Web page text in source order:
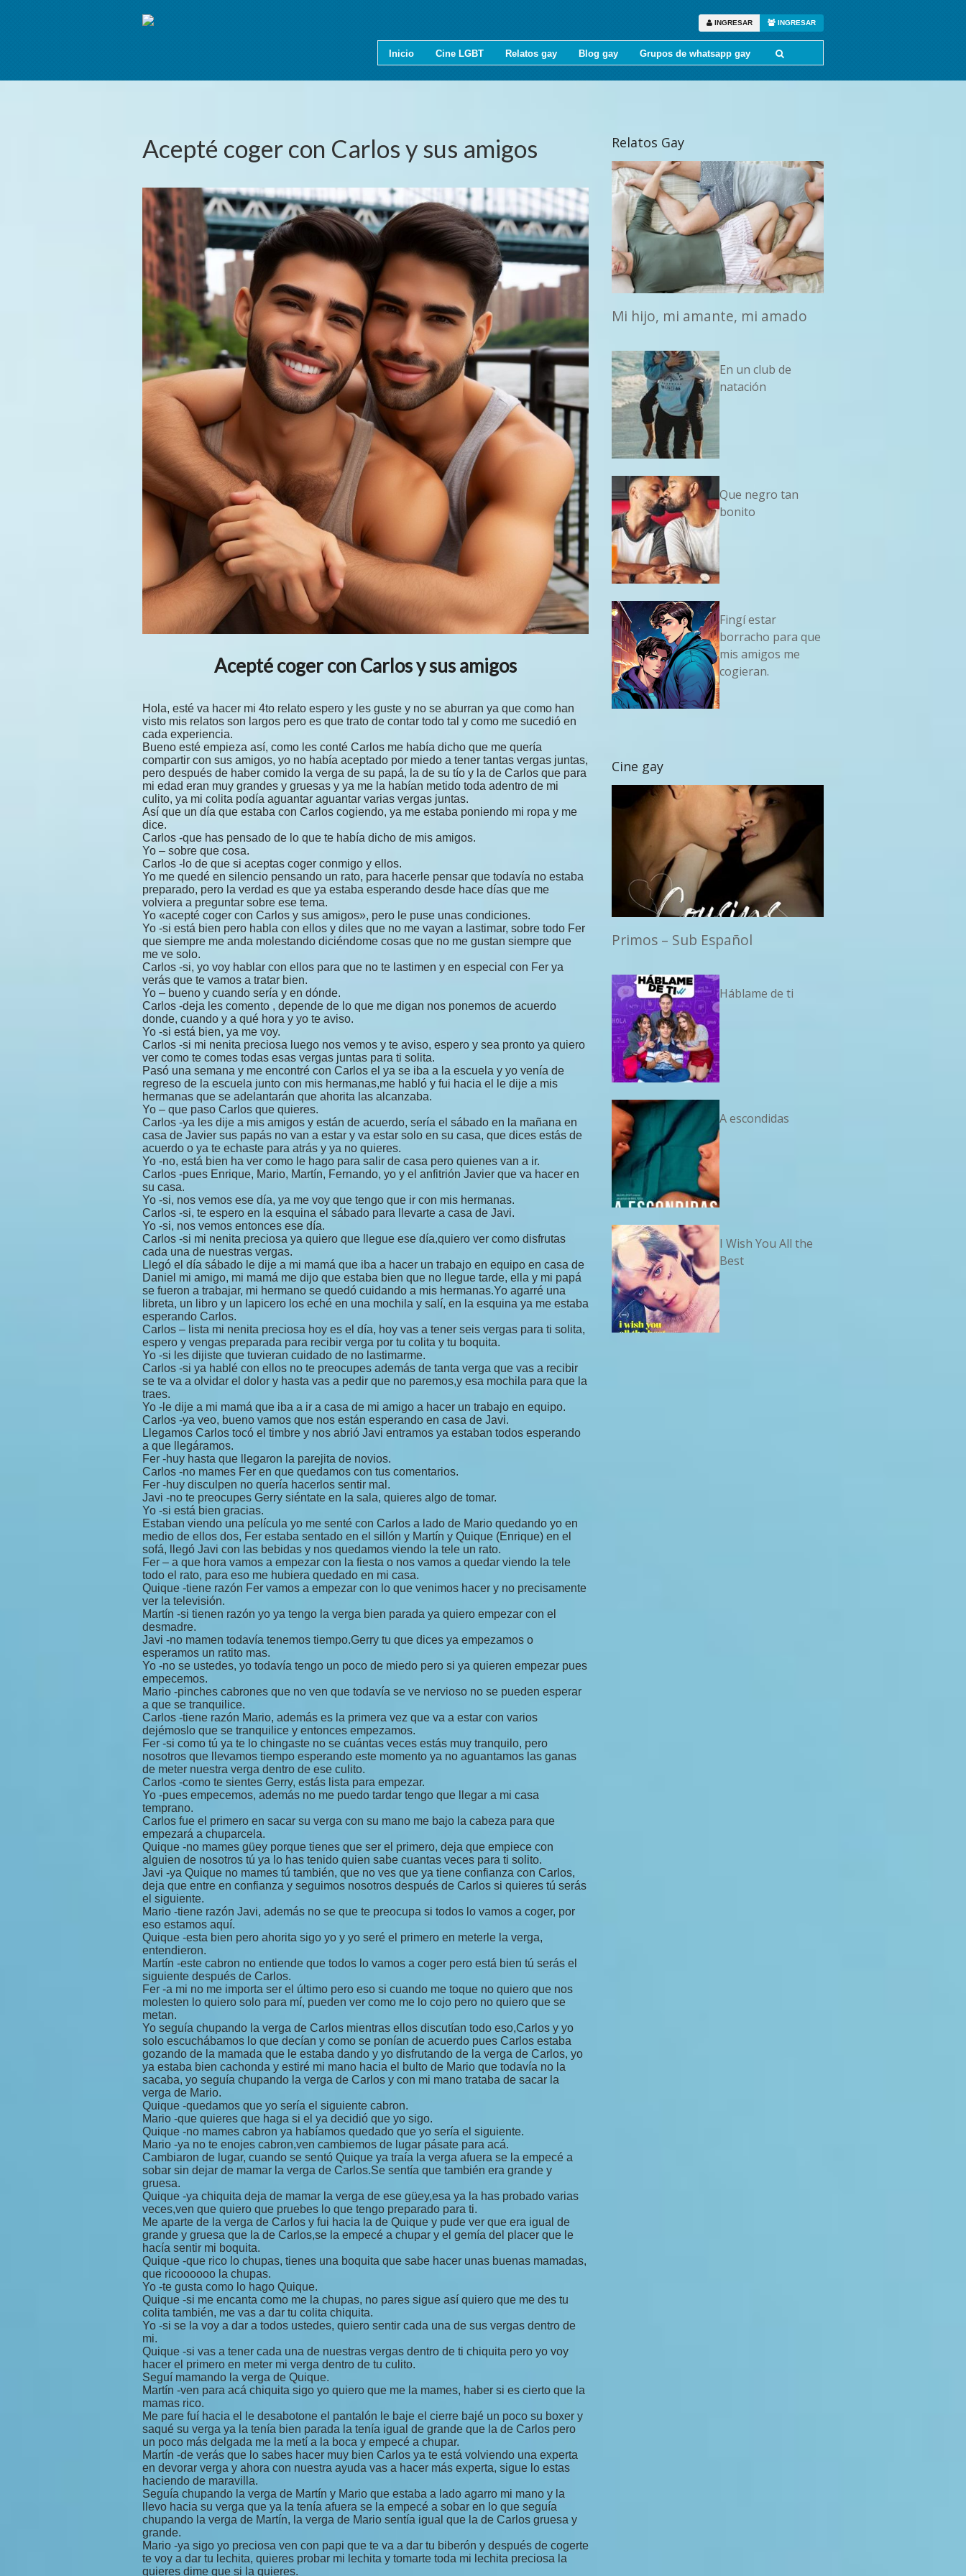
INGRESAR INGRESAR
Inicio Cine LGBT Relatos gay Blog gay Grupos de whatsapp gay
Acepté coger con Carlos y sus amigos
Acepté coger con Carlos y sus amigos
Hola, esté va hacer mi 4to relato espero y les guste y no se aburran ya que como han
visto mis relatos son largos pero es que trato de contar todo tal y como me sucedió en
cada experiencia.
Bueno esté empieza así, como les conté Carlos me había dicho que me quería
compartir con sus amigos, yo no había aceptado por miedo a tener tantas vergas juntas,
pero después de haber comido la verga de su papá, la de su tío y la de Carlos que para
mi edad eran muy grandes y gruesas y ya me la habían metido toda adentro de mi
culito, ya mi colita podía aguantar aguantar varias vergas juntas.
Así que un día que estaba con Carlos cogiendo, ya me estaba poniendo mi ropa y me
dice.
Carlos -que has pensado de lo que te había dicho de mis amigos.
Yo – sobre que cosa.
Carlos -lo de que si aceptas coger conmigo y ellos.
Yo me quedé en silencio pensando un rato, para hacerle pensar que todavía no estaba
preparado, pero la verdad es que ya estaba esperando desde hace días que me
volviera a preguntar sobre ese tema.
Yo «acepté coger con Carlos y sus amigos», pero le puse unas condiciones.
Yo -si está bien pero habla con ellos y diles que no me vayan a lastimar, sobre todo Fer
que siempre me anda molestando diciéndome cosas que no me gustan siempre que
me ve solo.
Carlos -si, yo voy hablar con ellos para que no te lastimen y en especial con Fer ya
verás que te vamos a tratar bien.
Yo – bueno y cuando sería y en dónde.
Carlos -deja les comento , depende de lo que me digan nos ponemos de acuerdo
donde, cuando y a qué hora y yo te aviso.
Yo -si está bien, ya me voy.
Carlos -si mi nenita preciosa luego nos vemos y te aviso, espero y sea pronto ya quiero
ver como te comes todas esas vergas juntas para ti solita.
Pasó una semana y me encontré con Carlos el ya se iba a la escuela y yo venía de
regreso de la escuela junto con mis hermanas,me habló y fui hacia el le dije a mis
hermanas que se adelantarán que ahorita las alcanzaba.
Yo – que paso Carlos que quieres.
Carlos -ya les dije a mis amigos y están de acuerdo, sería el sábado en la mañana en
casa de Javier sus papás no van a estar y va estar solo en su casa, que dices estás de
acuerdo o ya te echaste para atrás y ya no quieres.
Yo -no, está bien ha ver como le hago para salir de casa pero quienes van a ir.
Carlos -pues Enrique, Mario, Martín, Fernando, yo y el anfitrión Javier que va hacer en
su casa.
Yo -si, nos vemos ese día, ya me voy que tengo que ir con mis hermanas.
Carlos -si, te espero en la esquina el sábado para llevarte a casa de Javi.
Yo -si, nos vemos entonces ese día.
Carlos -si mi nenita preciosa ya quiero que llegue ese día,quiero ver como disfrutas
cada una de nuestras vergas.
Llegó el día sábado le dije a mi mamá que iba a hacer un trabajo en equipo en casa de
Daniel mi amigo, mi mamá me dijo que estaba bien que no llegue tarde, ella y mi papá
se fueron a trabajar, mi hermano se quedó cuidando a mis hermanas.Yo agarré una
libreta, un libro y un lapicero los eché en una mochila y salí, en la esquina ya me estaba
esperando Carlos.
Carlos – lista mi nenita preciosa hoy es el día, hoy vas a tener seis vergas para ti solita,
espero y vengas preparada para recibir verga por tu colita y tu boquita.
Yo -si les dijiste que tuvieran cuidado de no lastimarme.
Carlos -si ya hablé con ellos no te preocupes además de tanta verga que vas a recibir
se te va a olvidar el dolor y hasta vas a pedir que no paremos,y esa mochila para que la
traes.
Yo -le dije a mi mamá que iba a ir a casa de mi amigo a hacer un trabajo en equipo.
Carlos -ya veo, bueno vamos que nos están esperando en casa de Javi.
Llegamos Carlos tocó el timbre y nos abrió Javi entramos ya estaban todos esperando
a que llegáramos.
Fer -huy hasta que llegaron la parejita de novios.
Carlos -no mames Fer en que quedamos con tus comentarios.
Fer -huy disculpen no quería hacerlos sentir mal.
Javi -no te preocupes Gerry siéntate en la sala, quieres algo de tomar.
Yo -si está bien gracias.
Estaban viendo una película yo me senté con Carlos a lado de Mario quedando yo en
medio de ellos dos, Fer estaba sentado en el sillón y Martín y Quique (Enrique) en el
sofá, llegó Javi con las bebidas y nos quedamos viendo la tele un rato.
Fer – a que hora vamos a empezar con la fiesta o nos vamos a quedar viendo la tele
todo el rato, para eso me hubiera quedado en mi casa.
Quique -tiene razón Fer vamos a empezar con lo que venimos hacer y no precisamente
ver la televisión.
Martín -si tienen razón yo ya tengo la verga bien parada ya quiero empezar con el
desmadre.
Javi -no mamen todavía tenemos tiempo.Gerry tu que dices ya empezamos o
esperamos un ratito mas.
Yo -no se ustedes, yo todavía tengo un poco de miedo pero si ya quieren empezar pues
empecemos.
Mario -pinches cabrones que no ven que todavía se ve nervioso no se pueden esperar
a que se tranquilice.
Carlos -tiene razón Mario, además es la primera vez que va a estar con varios
dejémoslo que se tranquilice y entonces empezamos.
Fer -si como tú ya te lo chingaste no se cuántas veces estás muy tranquilo, pero
nosotros que llevamos tiempo esperando este momento ya no aguantamos las ganas
de meter nuestra verga dentro de ese culito.
Carlos -como te sientes Gerry, estás lista para empezar.
Yo -pues empecemos, además no me puedo tardar tengo que llegar a mi casa
temprano.
Carlos fue el primero en sacar su verga con su mano me bajo la cabeza para que
empezará a chuparcela.
Quique -no mames güey porque tienes que ser el primero, deja que empiece con
alguien de nosotros tú ya lo has tenido quien sabe cuantas veces para ti solito.
Javi -ya Quique no mames tú también, que no ves que ya tiene confianza con Carlos,
deja que entre en confianza y seguimos nosotros después de Carlos si quieres tú serás
el siguiente.
Mario -tiene razón Javi, además no se que te preocupa si todos lo vamos a coger, por
eso estamos aquí.
Quique -esta bien pero ahorita sigo yo y yo seré el primero en meterle la verga,
entendieron.
Martín -este cabron no entiende que todos lo vamos a coger pero está bien tú serás el
siguiente después de Carlos.
Fer -a mi no me importa ser el último pero eso si cuando me toque no quiero que nos
molesten lo quiero solo para mí, pueden ver como me lo cojo pero no quiero que se
metan.
Yo seguía chupando la verga de Carlos mientras ellos discutían todo eso,Carlos y yo
solo escuchábamos lo que decían y como se ponían de acuerdo pues Carlos estaba
gozando de la mamada que le estaba dando y yo disfrutando de la verga de Carlos, yo
ya estaba bien cachonda y estiré mi mano hacia el bulto de Mario que todavía no la
sacaba, yo seguía chupando la verga de Carlos y con mi mano trataba de sacar la
verga de Mario.
Quique -quedamos que yo sería el siguiente cabron.
Mario -que quieres que haga si el ya decidió que yo sigo.
Quique -no mames cabron ya habíamos quedado que yo sería el siguiente.
Mario -ya no te enojes cabron,ven cambiemos de lugar pásate para acá.
Cambiaron de lugar, cuando se sentó Quique ya traía la verga afuera se la empecé a
sobar sin dejar de mamar la verga de Carlos.Se sentía que también era grande y
gruesa.
Quique -ya chiquita deja de mamar la verga de ese güey,esa ya la has probado varias
veces,ven que quiero que pruebes lo que tengo preparado para ti.
Me aparte de la verga de Carlos y fui hacia la de Quique y pude ver que era igual de
grande y gruesa que la de Carlos,se la empecé a chupar y el gemía del placer que le
hacía sentir mi boquita.
Quique -que rico lo chupas, tienes una boquita que sabe hacer unas buenas mamadas,
que ricoooooo la chupas.
Yo -te gusta como lo hago Quique.
Quique -si me encanta como me la chupas, no pares sigue así quiero que me des tu
colita también, me vas a dar tu colita chiquita.
Yo -si se la voy a dar a todos ustedes, quiero sentir cada una de sus vergas dentro de
mi.
Quique -si vas a tener cada una de nuestras vergas dentro de ti chiquita pero yo voy
hacer el primero en meter mi verga dentro de tu culito.
Seguí mamando la verga de Quique.
Martín -ven para acá chiquita sigo yo quiero que me la mames, haber si es cierto que la
mamas rico.
Me pare fuí hacia el le desabotone el pantalón le baje el cierre bajé un poco su boxer y
saqué su verga ya la tenía bien parada la tenía igual de grande que la de Carlos pero
un poco más delgada me la metí a la boca y empecé a chupar.
Martín -de verás que lo sabes hacer muy bien Carlos ya te está volviendo una experta
en devorar verga y ahora con nuestra ayuda vas a hacer más experta, sigue lo estas
haciendo de maravilla.
Seguía chupando la verga de Martín y Mario que estaba a lado agarro mi mano y la
llevo hacia su verga que ya la tenía afuera se la empecé a sobar en lo que seguía
chupando la verga de Martín, la verga de Mario sentía igual que la de Carlos gruesa y
grande.
Mario -ya sigo yo preciosa ven con papi que te va a dar tu biberón y después de cogerte
te voy a dar tu lechita, quieres probar mi lechita y tomarte toda mi lechita preciosa la
quieres dime que si la quieres.
Relatos Gay
Mi hijo, mi amante, mi amado
En un club de
natación
Que negro tan
bonito
Fingí estar
borracho para que
mis amigos me
cogieran.
Cine gay
Primos – Sub Español
Háblame de ti
A escondidas
I Wish You All the
Best